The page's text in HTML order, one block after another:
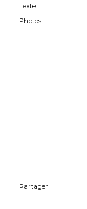
Texte
Photos
Partager